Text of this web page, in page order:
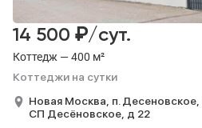
Коттедж — 400 м²
Коттеджи на сутки
14 500 ₽/сут.
Новая Москва, п. Десеновское,
СП Десёновское, д 22